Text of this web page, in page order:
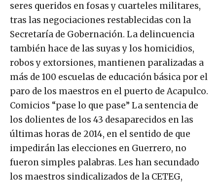
seres queridos en fosas y cuarteles militares,
tras las negociaciones restablecidas con la
Secretaría de Gobernación. La delincuencia
también hace de las suyas y los homicidios,
robos y extorsiones, mantienen paralizadas a
más de 100 escuelas de educación básica por el
paro de los maestros en el puerto de Acapulco.
Comicios “pase lo que pase” La sentencia de
los dolientes de los 43 desaparecidos en las
últimas horas de 2014, en el sentido de que
impedirán las elecciones en Guerrero, no
fueron simples palabras. Les han secundado
los maestros sindicalizados de la CETEG,